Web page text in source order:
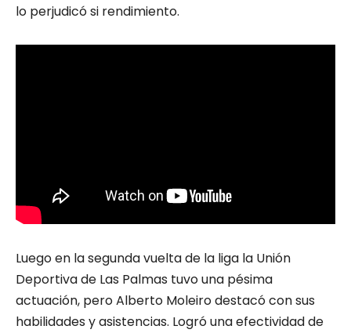
lo perjudicó si rendimiento.
Luego en la segunda vuelta de la liga la Unión
Deportiva de Las Palmas tuvo una pésima
actuación, pero Alberto Moleiro destacó con sus
habilidades y asistencias. Logró una efectividad de